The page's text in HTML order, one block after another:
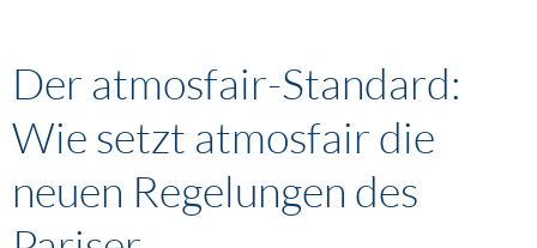
Der atmosfair-Standard:
Wie setzt atmosfair die
neuen Regelungen des